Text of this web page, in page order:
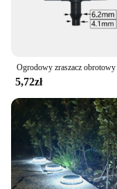
5,72zł